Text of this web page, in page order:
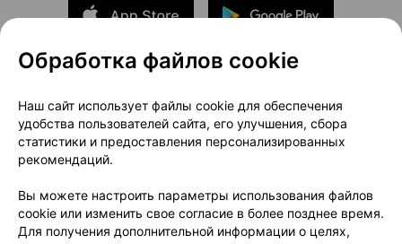
О проекте
Новости проекта
Размещение рекламы
Медицинский маркетинг
Публичный договор
Доставка
Способы оплаты
Вакансии
Партнеры
Написать руководителю 103.by
Обработка файлов cookie
Наш сайт использует файлы cookie для обеспечения
удобства пользователей сайта, его улучшения, сбора
статистики и предоставления персонализированных
рекомендаций.
Вы можете настроить параметры использования файлов
cookie или изменить свое согласие в более позднее время.
Для получения дополнительной информации о целях,